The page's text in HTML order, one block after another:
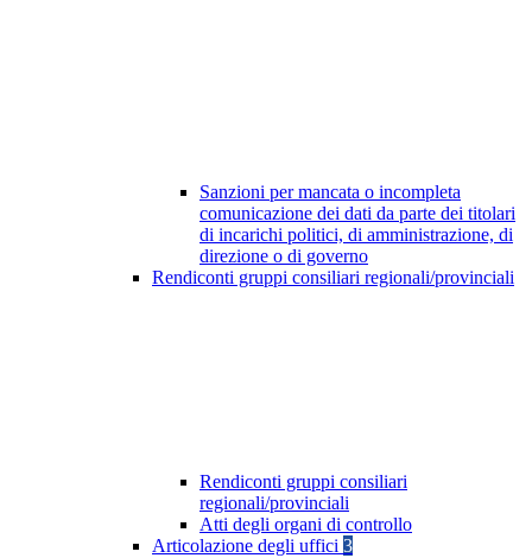
Sanzioni per mancata o incompleta
comunicazione dei dati da parte dei titolari
di incarichi politici, di amministrazione, di
direzione o di governo
Rendiconti gruppi consiliari regionali/provinciali
Rendiconti gruppi consiliari
regionali/provinciali
Atti degli organi di controllo
Articolazione degli uffici 3